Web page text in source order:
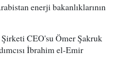
enerji bakanlıklarının
CEO'su Ömer Şakruk
İbrahim el-Emir